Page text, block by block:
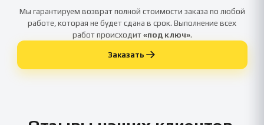
Мы гарантируем возврат полной стоимости заказа по любой
работе, которая не будет сдана в срок. Выполнение всех
работ происходит«под ключ».
Заказать